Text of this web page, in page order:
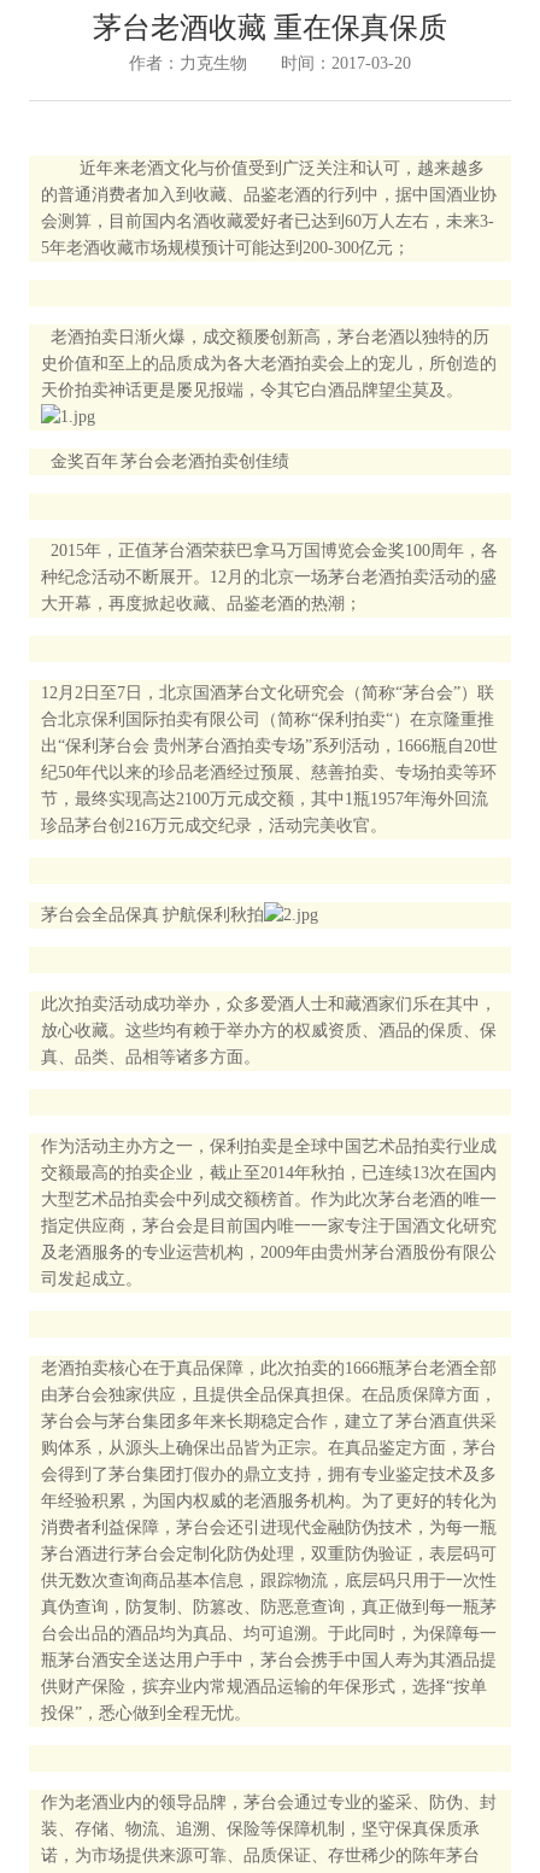
茅台老酒收藏 重在保真保质
作者：力克生物 时间：2017-03-20
近年来老酒文化与价值受到广泛关注和认可，越来越多
的普通消费者加入到收藏、品鉴老酒的行列中，据中国酒业协
会测算，目前国内名酒收藏爱好者已达到60万人左右，未来3-
5年老酒收藏市场规模预计可能达到200-300亿元；
老酒拍卖日渐火爆，成交额屡创新高，茅台老酒以独特的历
史价值和至上的品质成为各大老酒拍卖会上的宠儿，所创造的
天价拍卖神话更是屡见报端，令其它白酒品牌望尘莫及。
金奖百年 茅台会老酒拍卖创佳绩
2015年，正值茅台酒荣获巴拿马万国博览会金奖100周年，各
种纪念活动不断展开。12月的北京一场茅台老酒拍卖活动的盛
大开幕，再度掀起收藏、品鉴老酒的热潮；
12月2日至7日，北京国酒茅台文化研究会（简称“茅台会”）联
合北京保利国际拍卖有限公司（简称“保利拍卖“）在京隆重推
出“保利茅台会 贵州茅台酒拍卖专场”系列活动，1666瓶自20世
纪50年代以来的珍品老酒经过预展、慈善拍卖、专场拍卖等环
节，最终实现高达2100万元成交额，其中1瓶1957年海外回流
珍品茅台创216万元成交纪录，活动完美收官。
茅台会全品保真 护航保利秋拍
此次拍卖活动成功举办，众多爱酒人士和藏酒家们乐在其中，
放心收藏。这些均有赖于举办方的权威资质、酒品的保质、保
真、品类、品相等诸多方面。
作为活动主办方之一，保利拍卖是全球中国艺术品拍卖行业成
交额最高的拍卖企业，截止至2014年秋拍，已连续13次在国内
大型艺术品拍卖会中列成交额榜首。作为此次茅台老酒的唯一
指定供应商，茅台会是目前国内唯一一家专注于国酒文化研究
及老酒服务的专业运营机构，2009年由贵州茅台酒股份有限公
司发起成立。
老酒拍卖核心在于真品保障，此次拍卖的1666瓶茅台老酒全部
由茅台会独家供应，且提供全品保真担保。在品质保障方面，
茅台会与茅台集团多年来长期稳定合作，建立了茅台酒直供采
购体系，从源头上确保出品皆为正宗。在真品鉴定方面，茅台
会得到了茅台集团打假办的鼎立支持，拥有专业鉴定技术及多
年经验积累，为国内权威的老酒服务机构。为了更好的转化为
消费者利益保障，茅台会还引进现代金融防伪技术，为每一瓶
茅台酒进行茅台会定制化防伪处理，双重防伪验证，表层码可
供无数次查询商品基本信息，跟踪物流，底层码只用于一次性
真伪查询，防复制、防篡改、防恶意查询，真正做到每一瓶茅
台会出品的酒品均为真品、均可追溯。于此同时，为保障每一
瓶茅台酒安全送达用户手中，茅台会携手中国人寿为其酒品提
供财产保险，摈弃业内常规酒品运输的年保形式，选择“按单
投保”，悉心做到全程无忧。
作为老酒业内的领导品牌，茅台会通过专业的鉴采、防伪、封
装、存储、物流、追溯、保险等保障机制，坚守保真保质承
诺，为市场提供来源可靠、品质保证、存世稀少的陈年茅台